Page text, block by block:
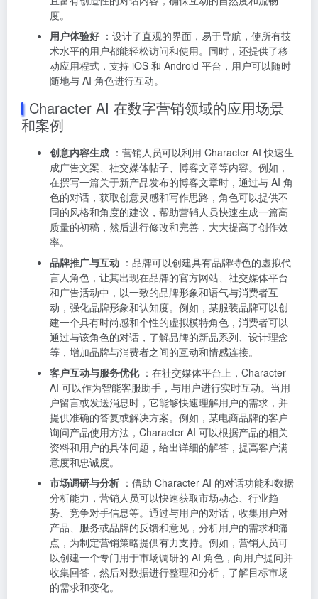
度。
用户体验好 ：设计了直观的界面，易于导航，使所有技
术水平的用户都能轻松访问和使用。同时，还提供了移
动应用程式，支持 iOS 和 Android 平台，用户可以随时
随地与 AI 角色进行互动。
Character AI 在数字营销领域的应用场景
和案例
创意内容生成 ：营销人员可以利用 Character AI 快速生
成广告文案、社交媒体帖子、博客文章等内容。例如，
在撰写一篇关于新产品发布的博客文章时，通过与 AI 角
色的对话，获取创意灵感和写作思路，角色可以提供不
同的风格和角度的建议，帮助营销人员快速生成一篇高
质量的初稿，然后进行修改和完善，大大提高了创作效
率。
品牌推广与互动 ：品牌可以创建具有品牌特色的虚拟代
言人角色，让其出现在品牌的官方网站、社交媒体平台
和广告活动中，以一致的品牌形象和语气与消费者互
动，强化品牌形象和认知度。例如，某服装品牌可以创
建一个具有时尚感和个性的虚拟模特角色，消费者可以
通过与该角色的对话，了解品牌的新品系列、设计理念
等，增加品牌与消费者之间的互动和情感连接。
客户互动与服务优化：在社交媒体平台上，Character
AI 可以作为智能客服助手，与用户进行实时互动。当用
户留言或发送消息时，它能够快速理解用户的需求，并
提供准确的答复或解决方案。例如，某电商品牌的客户
询问产品使用方法，Character AI 可以根据产品的相关
资料和用户的具体问题，给出详细的解答，提高客户满
意度和忠诚度。
市场调研与分析 ：借助 Character AI 的对话功能和数据
分析能力，营销人员可以快速获取市场动态、行业趋
势、竞争对手信息等。通过与用户的对话，收集用户对
产品、服务或品牌的反馈和意见，分析用户的需求和痛
点，为制定营销策略提供有力支持。例如，营销人员可
以创建一个专门用于市场调研的 AI 角色，向用户提问并
收集回答，然后对数据进行整理和分析，了解目标市场
的需求和变化。